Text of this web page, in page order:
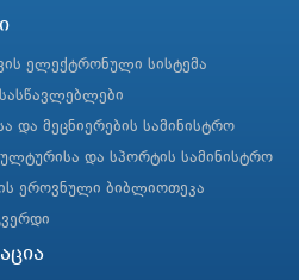
ელექტრონული სისტემა
და მეცნიერების სამინისტრო
და სპორტის სამინისტრო
ეროვნული ბიბლიოთეკა